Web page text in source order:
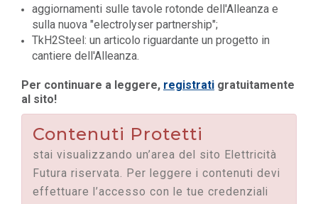
aggiornamenti sulle tavole rotonde dell'Alleanza e
sulla nuova "electrolyser partnership";
TkH2Steel: un articolo riguardante un progetto in
cantiere dell'Alleanza.
Per continuare a leggere, registrati gratuitamente
al sito!
Contenuti Protetti
stai visualizzando un’area del sito Elettricità
Futura riservata. Per leggere i contenuti devi
effettuare l’accesso con le tue credenziali